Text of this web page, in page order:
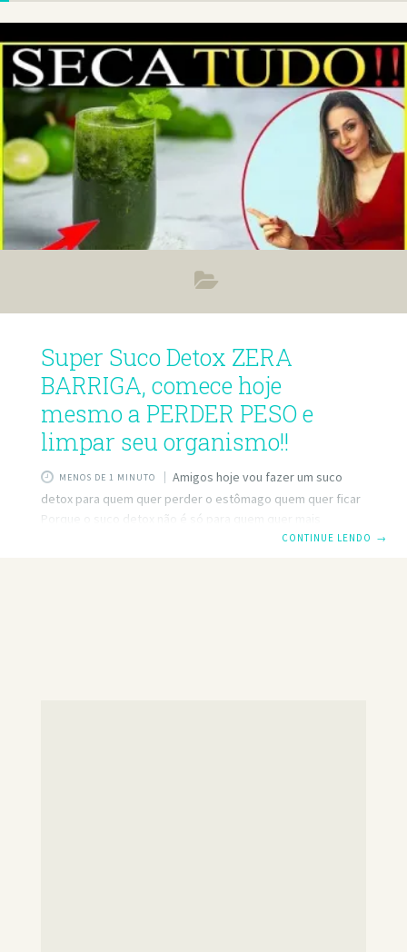
Super Suco Detox ZERA
BARRIGA, comece hoje
mesmo a PERDER PESO e
limpar seu organismo!!
MENOS DE 1 MINUTO
Amigos hoje vou fazer um suco
detox para quem quer perder o estômago quem quer ficar
Porque o suco detox não é só para quem quer mais
alinhamento e mais saúde Quem quer emagrecer Quem
CONTINUE LENDO →